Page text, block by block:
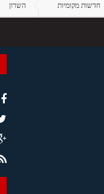
חדשות מקומיות השרון